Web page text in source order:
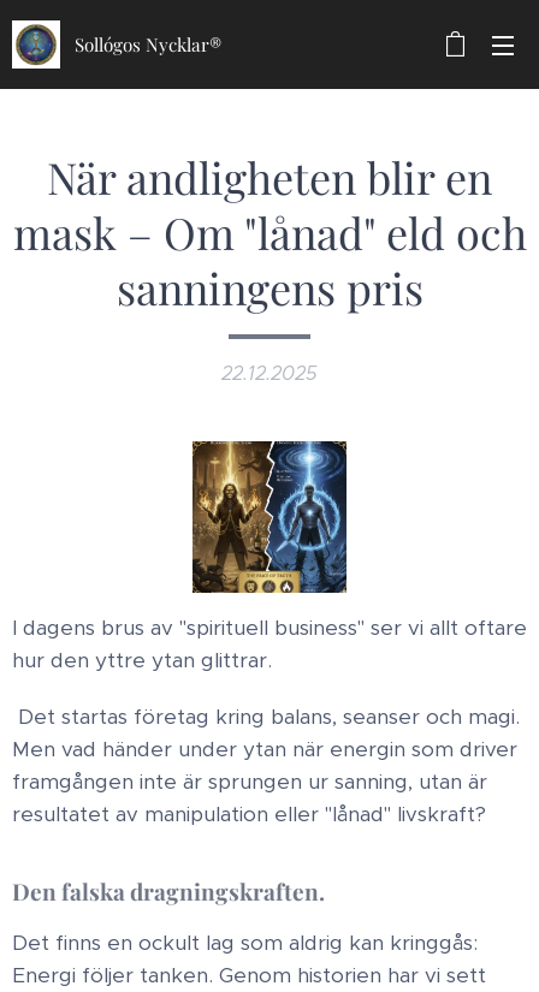
Sollógos Nycklar®
När andligheten blir en
mask – Om "lånad" eld och
sanningens pris
22.12.2025
​I dagens brus av "spirituell business" ser vi allt oftare
hur den yttre ytan glittrar.
Det startas företag kring balans, seanser och magi.
Men vad händer under ytan när energin som driver
framgången inte är sprungen ur sanning, utan är
resultatet av manipulation eller "lånad" livskraft? ​
Den falska dragningskraften.
​Det finns en ockult lag som aldrig kan kringgås:
Energi följer tanken. Genom historien har vi sett